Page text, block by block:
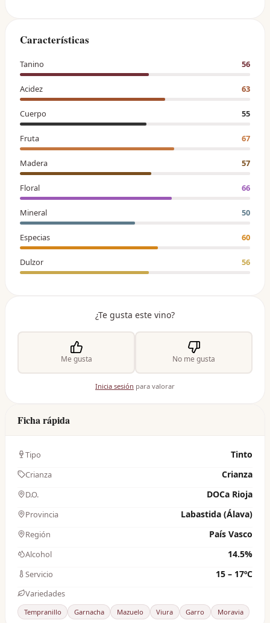
Características
Tanino 56
Acidez 63
Cuerpo 55
Fruta 67
Madera 57
Floral 66
Mineral 50
Especias 60
Dulzor 56
¿Te gusta este vino?
Me gusta No me gusta
Inicia sesión para valorar
Ficha rápida
Tipo Tinto
Crianza Crianza
D.O. DOCa Rioja
Provincia Labastida (Álava)
Región País Vasco
Alcohol 14.5%
Servicio 15 – 17ºC
Variedades
Tempranillo Garnacha Mazuelo Viura Garro Moravia